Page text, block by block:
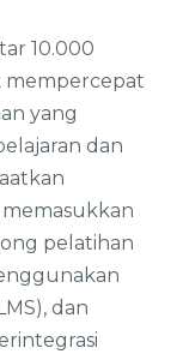
10.000
yang
dan
pelatihan
dan